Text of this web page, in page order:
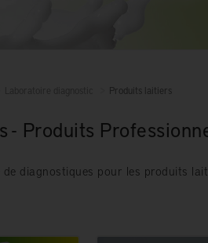
Produits laitiers
- Produits
de diagnostiques pour les produits